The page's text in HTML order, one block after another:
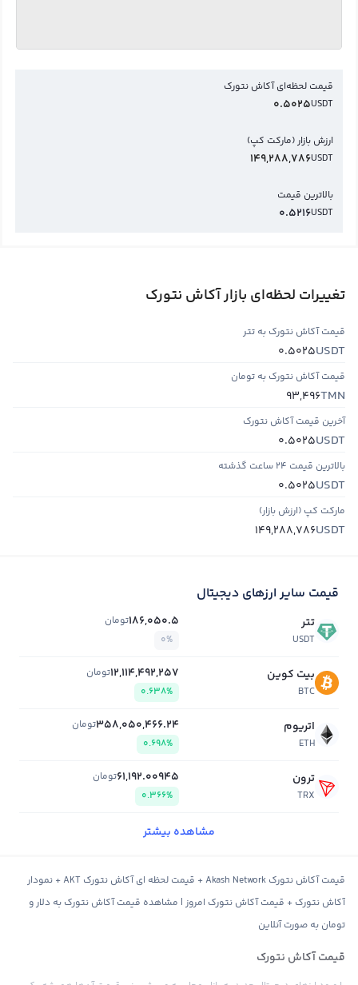
قیمت لحظه‌ای آکاش نتورک
USDT
0.5025
ارزش بازار (مارکت کپ)
USDT
149,288,786
بالاترین قیمت
USDT
0.5216
تغییرات لحظه‌ای بازار آکاش نتورک
قیمت آکاش نتورک به تتر
USDT
0.5025
قیمت آکاش نتورک به تومان
TMN
93,496
آخرین قیمت آکاش نتورک
USDT
0.5025
بالاترین قیمت ۲۴ ساعت گذشته
USDT
0.5025
مارکت کپ (ارزش بازار)
USDT
149,288,786
قیمت سایر ارزهای دیجیتال
تتر
USDT
186,050.5تومان
0%
بیت کوین
BTC
12,114,492,257تومان
0.638%
اتریوم
ETH
358,050,466.24تومان
0.698%
ترون
TRX
61,192.00945تومان
0.366%
مشاهده بیشتر
قیمت آکاش نتورک Akash Network + قیمت لحظه ای آکاش نتورک AKT + نمودار
آکاش نتورک + قیمت آکاش نتورک امروز | مشاهده قیمت آکاش نتورک به دلار و
تومان به صورت آنلاین
قیمت آکاش نتورک